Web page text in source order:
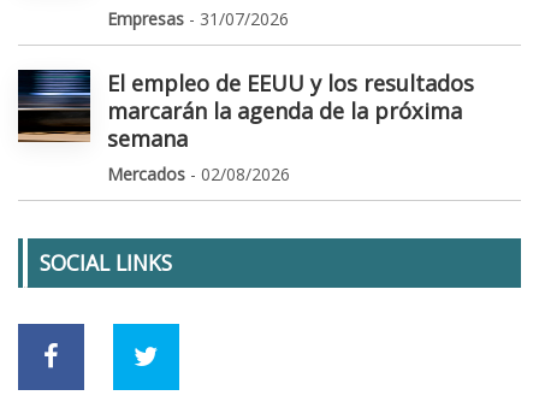
Empresas - 31/07/2026
El empleo de EEUU y los resultados
marcarán la agenda de la próxima
semana
Mercados - 02/08/2026
SOCIAL LINKS